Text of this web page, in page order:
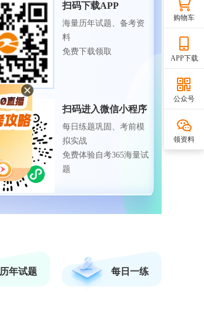
扫码下载APP
海量历年试题、备考资
料
免费下载领取
扫码进入微信小程序
每日练题巩固、考前模
拟实战
免费体验自考365海量试
题
历年试题 每日一练
购物车
APP下载
公众号
领资料